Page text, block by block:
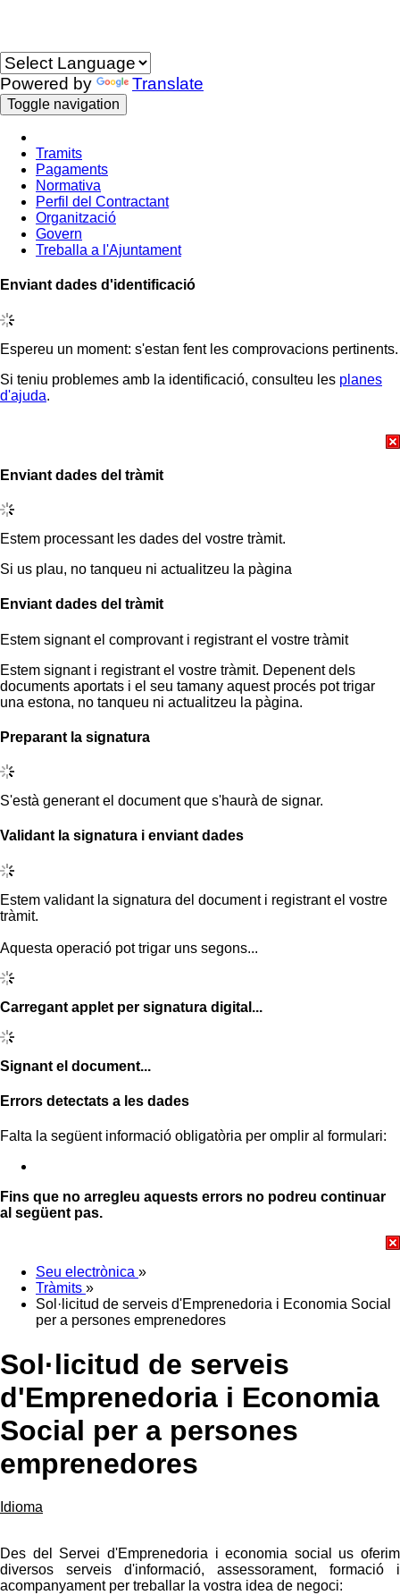
Powered by Translate
Toggle navigation
Tramits
Pagaments
Normativa
Perfil del Contractant
Organització
Govern
Treballa a l'Ajuntament
Enviant dades d'identificació
Espereu un moment: s'estan fent les comprovacions pertinents.
Si teniu problemes amb la identificació, consulteu les planes
d'ajuda.
Enviant dades del tràmit
Estem processant les dades del vostre tràmit.
Si us plau, no tanqueu ni actualitzeu la pàgina
Enviant dades del tràmit
Estem signant el comprovant i registrant el vostre tràmit
Estem signant i registrant el vostre tràmit. Depenent dels
documents aportats i el seu tamany aquest procés pot trigar
una estona, no tanqueu ni actualitzeu la pàgina.
Preparant la signatura
S'està generant el document que s'haurà de signar.
Validant la signatura i enviant dades
Estem validant la signatura del document i registrant el vostre
tràmit.
Aquesta operació pot trigar uns segons...
Carregant applet per signatura digital...
Signant el document...
Errors detectats a les dades
Falta la següent informació obligatòria per omplir al formulari:
Fins que no arregleu aquests errors no podreu continuar
al següent pas.
Seu electrònica »
Tràmits »
Sol·licitud de serveis d'Emprenedoria i Economia Social
per a persones emprenedores
Sol·licitud de serveis
d'Emprenedoria i Economia
Social per a persones
emprenedores
Idioma
Des del Servei d'Emprenedoria i economia social us oferim
diversos serveis d'informació, assessorament, formació i
acompanyament per treballar la vostra idea de negoci: